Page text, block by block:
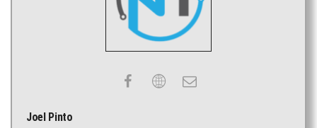
Joel Pinto